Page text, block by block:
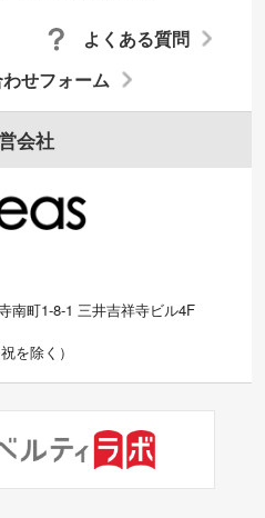
せフォーム
よくある質問
会社
南町1-8-1 三井吉祥寺ビル4F
を除く）